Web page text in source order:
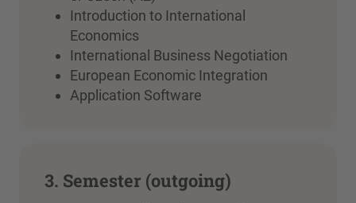
Introduction to International
Economics
International Business Negotiation
European Economic Integration
Application Software
3. Semester (outgoing)